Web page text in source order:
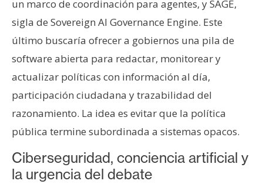
un marco de coordinación para agentes, y SAGE,
sigla de Sovereign AI Governance Engine. Este
último buscaría ofrecer a gobiernos una pila de
software abierta para redactar, monitorear y
actualizar políticas con información al día,
participación ciudadana y trazabilidad del
razonamiento. La idea es evitar que la política
pública termine subordinada a sistemas opacos.
Ciberseguridad, conciencia artificial y
la urgencia del debate